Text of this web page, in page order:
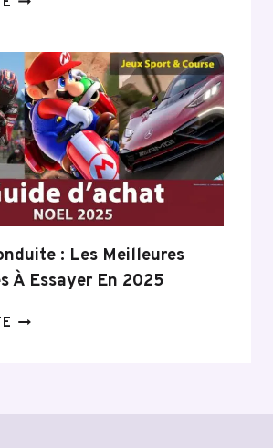
DERNIÈRE
GÉNÉRATION :
5
INNOVATIONS
TECHNOLOGIQUES
À
PRIVILÉGIER
: Les Meilleures
À Essayer En 2025
JEUX